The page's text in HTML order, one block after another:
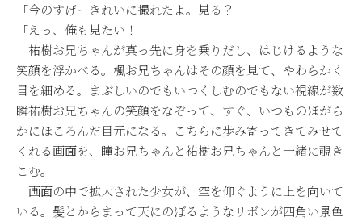
「今のすげーきれいに撮れたよ。見る？」
「えっ、俺も見たい！」
祐樹お兄ちゃんが真っ先に身を乗りだし、はじけるような
笑顔を浮かべる。楓お兄ちゃんはその顔を見て、やわらかく
目を細める。まぶしいのでもいつくしむのでもない視線が数
瞬祐樹お兄ちゃんの笑顔をなぞって、すぐ、いつものほがら
かにほころんだ目元になる。こちらに歩み寄ってきてみせて
くれる画面を、瞳お兄ちゃんと祐樹お兄ちゃんと一緒に覗き
こむ。
画面の中で拡大された少女が、空を仰ぐように上を向いて
いる。髪とからまって天にのぼるようなリボンが四角い景色